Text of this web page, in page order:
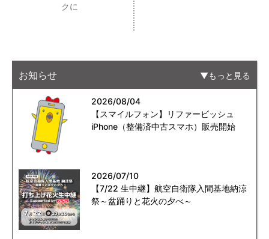
クに
お知らせ もっと見る
2026/08/04
【スマイルフォン】リファービッシュ
iPhone（整備済中古スマホ）販売開始
2026/07/10
【7/22 生中継】航空自衛隊入間基地納涼
祭～盆踊りと花火の夕べ～